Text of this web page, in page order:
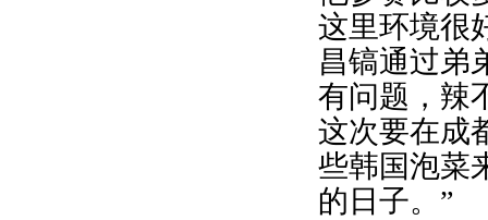
这里环境很
昌镐通过弟
有问题，辣
这次要在成
些韩国泡菜
的日子。”